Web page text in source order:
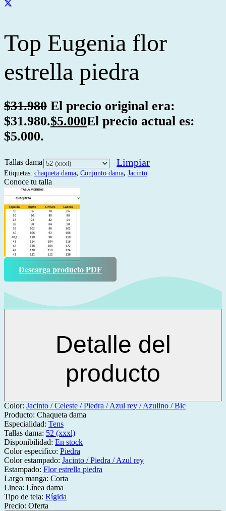
Top Eugenia flor
estrella piedra
$31.980 El precio original era:
$31.980.$5.000El precio actual es:
$5.000.
Tallas dama Limpiar
Etiquetas: chaqueta dama, Conjunto dama, Jacinto
Conoce tu talla
Descarga producto PDF
Detalle del
producto
Color: Jacinto / Celeste / Piedra / Azul rey / Azulino / Bic
Producto: Chaqueta dama
Especialidad: Tens
Tallas dama: 52 (xxxl)
Disponibilidad: En stock
Color especifico: Piedra
Color estampado: Jacinto / Piedra / Azul rey
Estampado: Flor estrella piedra
Largo manga: Corta
Linea: Línea dama
Tipo de tela: Rígida
Precio: Oferta